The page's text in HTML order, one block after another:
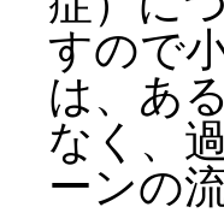
すので
は、あ
なく、
ーンの